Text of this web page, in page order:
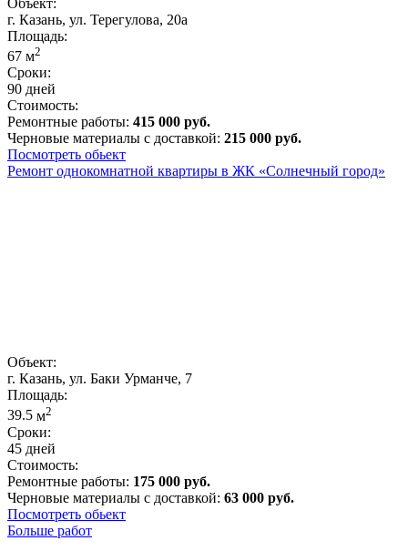
Объект:
г. Казань, ул. Терегулова, 20а
Площадь:
67 м2
Сроки:
90 дней
Стоимость:
Ремонтные работы: 415 000 руб.
Черновые материалы с доставкой: 215 000 руб.
Посмотреть обьект
Ремонт однокомнатной квартиры в ЖК «Солнечный город»
Объект:
г. Казань, ул. Баки Урманче, 7
Площадь:
39.5 м2
Сроки:
45 дней
Стоимость:
Ремонтные работы: 175 000 руб.
Черновые материалы с доставкой: 63 000 руб.
Посмотреть обьект
Больше работ